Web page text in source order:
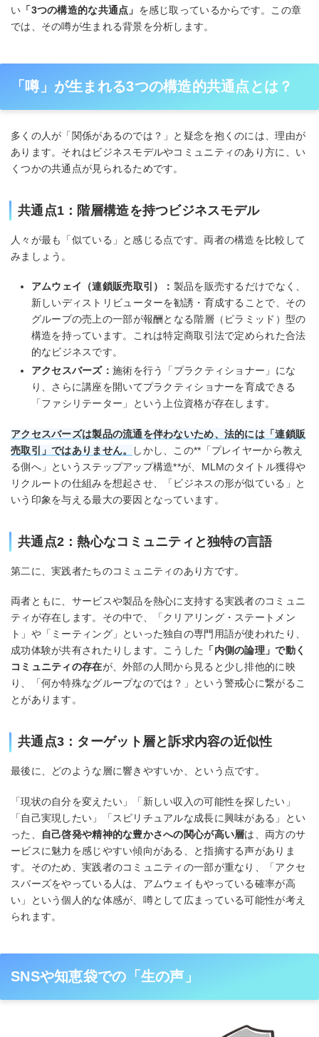
い 「3つの構造的な共通点」 を感じ取っているからです。この章
では、その噂が生まれる背景を分析します。
「噂」が生まれる3つの構造的共通点とは？
多くの人が「関係があるのでは？」と疑念を抱くのには、理由が
あります。それはビジネスモデルやコミュニティのあり方に、い
くつかの共通点が見られるためです。
共通点1：階層構造を持つビジネスモデル
人々が最も「似ている」と感じる点です。両者の構造を比較して
みましょう。
アムウェイ（連鎖販売取引）： 製品を販売するだけでなく、
新しいディストリビューターを勧誘・育成することで、その
グループの売上の一部が報酬となる階層（ピラミッド）型の
構造を持っています。これは特定商取引法で定められた合法
的なビジネスです。
アクセスバーズ：施術を行う「プラクティショナー」にな
り、さらに講座を開いてプラクティショナーを育成できる
「ファシリテーター」という上位資格が存在します。
アクセスバーズは製品の流通を伴わないため、法的には「連鎖販
売取引」ではありません。
しかし、この**「プレイヤーから教え
る側へ」というステップアップ構造**が、MLMのタイトル獲得や
リクルートの仕組みを想起させ、「ビジネスの形が似ている」と
いう印象を与える最大の要因となっています。
共通点2：熱心なコミュニティと独特の言語
第二に、実践者たちのコミュニティのあり方です。
両者ともに、サービスや製品を熱心に支持する実践者のコミュニ
ティが存在します。その中で、「クリアリング・ステートメン
ト」や「ミーティング」といった独自の専門用語が使われたり、
成功体験が共有されたりします。こうした
「内側の論理」で動く
コミュニティの存在が、外部の人間から見ると少し排他的に映
り、「何か特殊なグループなのでは？」という警戒心に繋がるこ
とがあります。
共通点3：ターゲット層と訴求内容の近似性
最後に、どのような層に響きやすいか、という点です。
「現状の自分を変えたい」「新しい収入の可能性を探したい」
「自己実現したい」「スピリチュアルな成長に興味がある」とい
った、
自己啓発や精神的な豊かさへの関心が高い層は、両方のサ
ービスに魅力を感じやすい傾向がある、と指摘する声がありま
す。そのため、実践者のコミュニティの一部が重なり、「アクセ
スバーズをやっている人は、アムウェイもやっている確率が高
い」という個人的な体感が、噂として広まっている可能性が考え
られます。
SNSや知恵袋での「生の声」